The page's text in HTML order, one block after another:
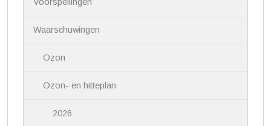
Waarschuwingen
Ozon
Ozon- en hitteplan
2026